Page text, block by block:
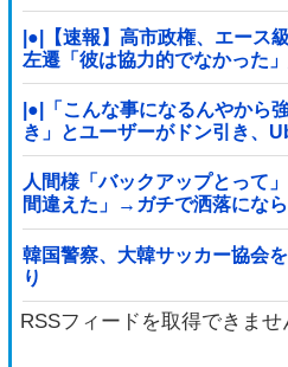
|●|【速報】高市政権、エース
左遷「彼は協力的でなかった
いことが判明
|●|「こんな事になるんやから
き」とユーザーがドン引き、
き配が起こしたのは……
人間様「バックアップとって
間違えた」→ガチで洒落になら
韓国警察、大韓サッカー協会を家宅捜索
り
RSSフィードを取得できませ